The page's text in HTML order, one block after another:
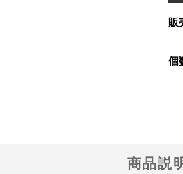
販
個
商品説